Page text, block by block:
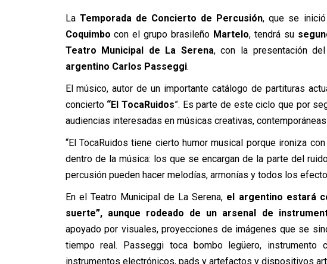
La Temporada de Concierto de Percusión, que se
Coquimbo con el grupo brasileño Martelo, tendrá su
Teatro Municipal de La Serena, con la presentación
argentino Carlos Passeggi.
El músico, autor de un importante catálogo de partituras
concierto “El TocaRuidos”. Es parte de este ciclo que por
audiencias interesadas en músicas creativas,
“El TocaRuidos tiene cierto humor musical porque ironiza
dentro de la música: los que se encargan de la parte del
percusión pueden hacer melodías, armonías y todos los
En el Teatro Municipal de La Serena, el argentino estará
suerte”, aunque rodeado de un arsenal de
apoyado por visuales, proyecciones de imágenes que se
tiempo real. Passeggi toca bombo legüero,
instrumentos electrónicos, pads y artefactos y dispositivos